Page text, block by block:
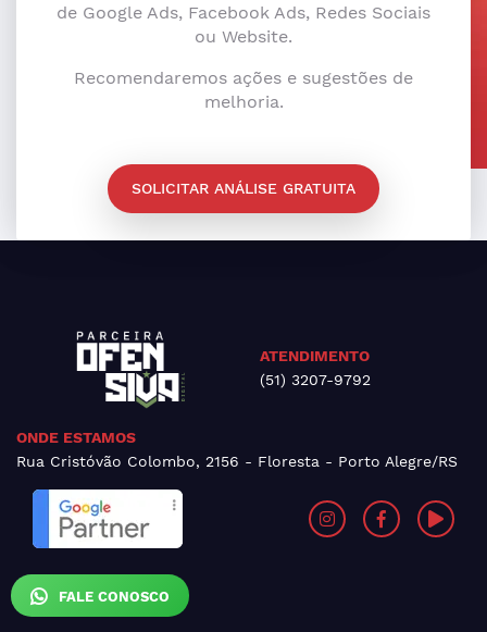
FALE CONOSCO
de Google Ads, Facebook Ads, Redes Sociais
ou Website.
Recomendaremos ações e sugestões de
melhoria.
SOLICITAR ANÁLISE GRATUITA
ATENDIMENTO
(51) 3207-9792
ONDE ESTAMOS
Rua Cristóvão Colombo, 2156 - Floresta - Porto Alegre/RS